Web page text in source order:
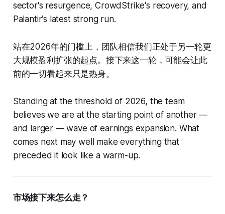
sector's resurgence, CrowdStrike's recovery, and
Palantir's latest strong run.
站在2026年的门槛上，团队相信我们正处于另一轮更
大规模盈利扩张的起点。接下来这一轮，可能会让此
前的一切看起来只是热身。
Standing at the threshold of 2026, the team
believes we are at the starting point of another —
and larger — wave of earnings expansion. What
comes next may well make everything that
preceded it look like a warm-up.
市场接下来怎么走？